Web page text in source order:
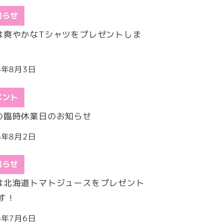
せ
爽やかなTシャツをプレゼントしま
8月3日
ト
臨時休業日のお知らせ
8月2日
せ
北海道トマトジュースをプレゼント
！
7月6日